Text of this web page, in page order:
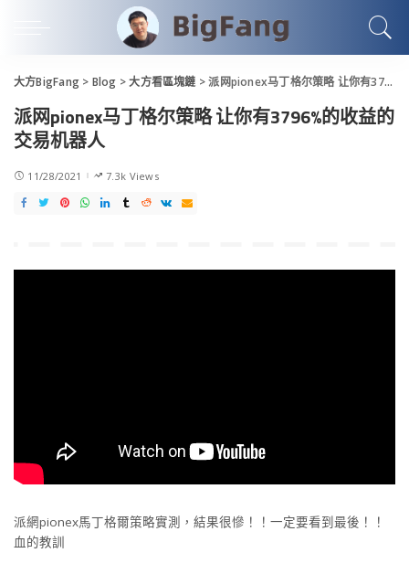
大方BigFang > Blog >大方看區塊鏈 >派网pionex马丁格尔策略 让你有3796%的收益的交易机器人
派网pionex马丁格尔策略 让你有3796%的收益的
交易机器人
11/28/2021 7.3k Views
派網pionex馬丁格爾策略實測，結果很慘！！一定要看到最後！！
血的教訓